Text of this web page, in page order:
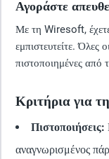
Αγοράστε
Με τη Wiresoft,
εμπιστευτείτε. Όλες
πιστοποιημένες
Κριτήρια για
Πιστοποιήσεις:
αναγνωρισμένος